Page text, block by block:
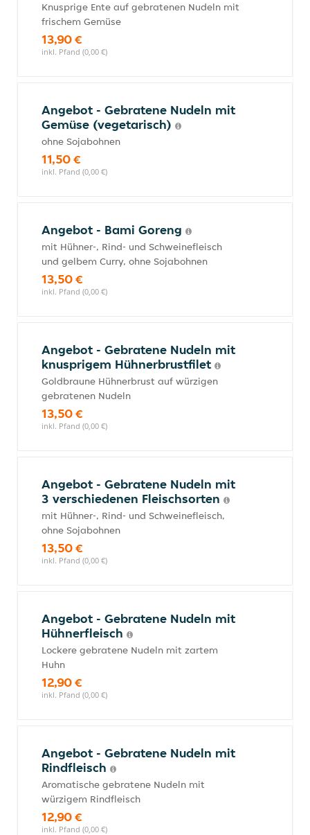
Knusprige Ente auf gebratenen Nudeln mit
frischem Gemüse
13,90 €
inkl. Pfand (0,00 €)
Angebot - Gebratene Nudeln mit
Gemüse (vegetarisch)
ohne Sojabohnen
11,50 €
inkl. Pfand (0,00 €)
Angebot - Bami Goreng
mit Hühner-, Rind- und Schweinefleisch
und gelbem Curry, ohne Sojabohnen
13,50 €
inkl. Pfand (0,00 €)
Angebot - Gebratene Nudeln mit
knusprigem Hühnerbrustfilet
Goldbraune Hühnerbrust auf würzigen
gebratenen Nudeln
13,50 €
inkl. Pfand (0,00 €)
Angebot - Gebratene Nudeln mit
3 verschiedenen Fleischsorten
mit Hühner-, Rind- und Schweinefleisch,
ohne Sojabohnen
13,50 €
inkl. Pfand (0,00 €)
Angebot - Gebratene Nudeln mit
Hühnerfleisch
Lockere gebratene Nudeln mit zartem
Huhn
12,90 €
inkl. Pfand (0,00 €)
Angebot - Gebratene Nudeln mit
Rindfleisch
Aromatische gebratene Nudeln mit
würzigem Rindfleisch
12,90 €
inkl. Pfand (0,00 €)